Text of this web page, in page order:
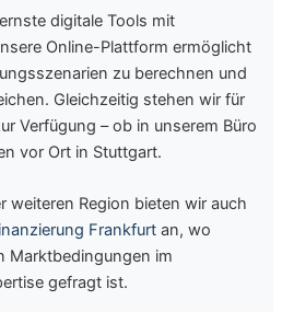
digitale Tools mit
Online-Plattform ermöglicht
zu berechnen und
Gleichzeitig stehen wir für
Verfügung – ob in unserem Büro
vor Ort in Stuttgart.
weiteren Region bieten wir auch
Frankfurt an, wo
Marktbedingungen im
gefragt ist.